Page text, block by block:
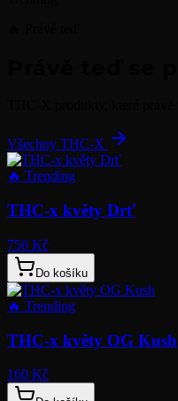
Všechny THC-X
🔥 Trending
THC-x květy Drť
750 Kč
Do košíku
🔥 Trending
THC-x květy OG Kush
160 Kč